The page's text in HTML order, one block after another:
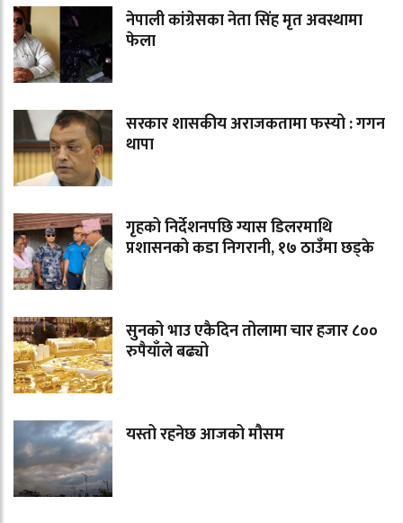
नेपाली कांग्रेसका नेता सिंह मृत अवस्थामा
फेला
सरकार शासकीय अराजकतामा फस्यो : गगन
थापा
गृहको निर्देशनपछि ग्यास डिलरमाथि
प्रशासनको कडा निगरानी, १७ ठाउँमा छड्के
सुनको भाउ एकैदिन तोलामा चार हजार ८००
रुपैयाँले बढ्यो
यस्तो रहनेछ आजको मौसम